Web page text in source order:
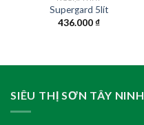
Supergard 5lít
436.000₫
SIÊU THỊ SƠN TÂY NINH